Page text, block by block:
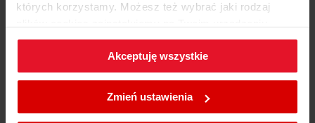
których korzystamy. Możesz też wybrać jaki rodzaj
klikającZmień ustawienia.
W każdej chwili możesz zmienić wybrane przez Ciebie
ustawienia plików cookies wchodząc w zakładkę
Akceptuję wszystkie
Zmień ustawienia